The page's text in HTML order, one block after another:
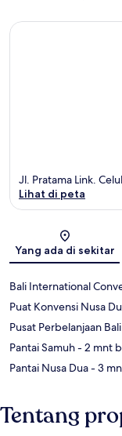
Jl. Pratama Link.
Lihat di peta
Yang ada di sekitar
Bali International
Puat Konvensi Nusa
Pusat Perbelanjaan
Pantai Samuh- 2 mnt
Pantai Nusa Dua- 3
Tentang